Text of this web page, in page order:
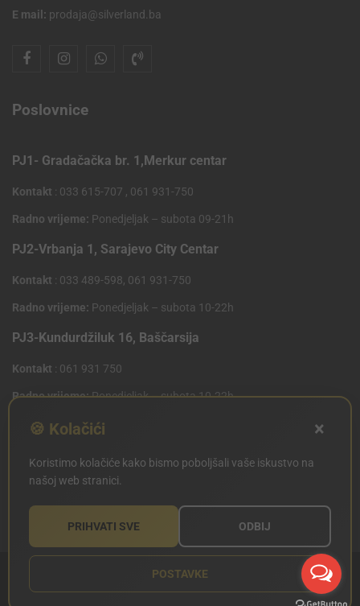
E mail: prodaja@silverland.ba
Poslovnice
PJ1- Gradačačka br. 1,Merkur centar
Kontakt : 033 615-707 , 061 931-750
Radno vrijeme: Ponedjeljak – subota 09-21h
PJ2-Vrbanja 1, Sarajevo City Centar
Kontakt : 033 489-598, 061 931-750
Radno vrijeme: Ponedjeljak – subota 10-22h
PJ3-Kundurdžiluk 16, Baščarsija
Kontakt : 061 931 750
Radno vrijeme:Ponedjeljak – subota 10-22h
PJ4 West Gate,Mostarsko raskrsce 10 (Penny Plus
Kontakt: 061 931 750
Radno vrijeme:Ponedjeljak – subota 09-21h
Copyright © SILVERLAND 2020. Sva prava zadržana.
Created
by Articoolisan
🍪 Kolačići ×
Koristimo kolačiće kako bismo poboljšali vaše iskustvo na
našoj web stranici.
PRIHVATI SVE ODBIJ
POSTAVKE